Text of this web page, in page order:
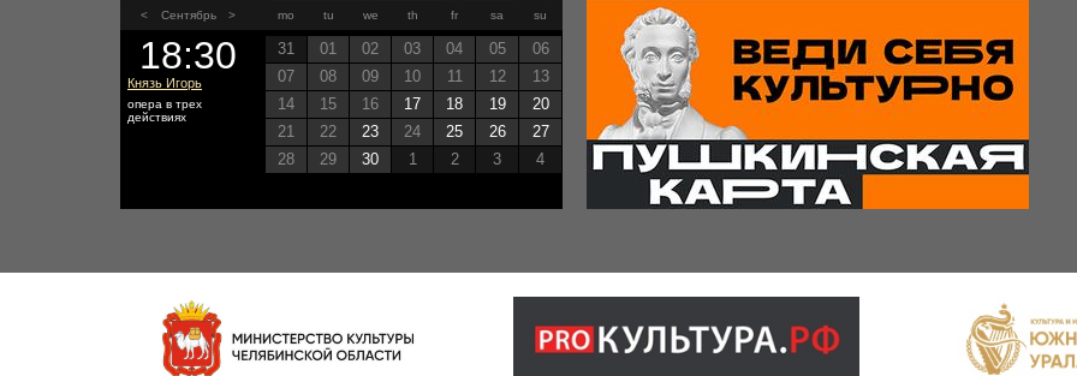
< Сентябрь > mo tu we th fr sa su
31 01 02 03 04 05
06
07
08 09 10 11 12
13
14
15 16 17 18 19
20
21
22 23 24 25 26
27
28
29 30 1 2 3 4
18:30
Князь Игорь
опера в трех
действиях